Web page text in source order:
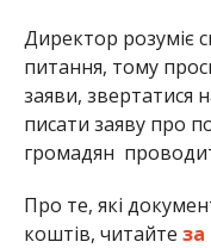
Директор розуміє
питання, тому
заяви, звертатися
писати заяву про
громадян
Про те, які
коштів, читайте за